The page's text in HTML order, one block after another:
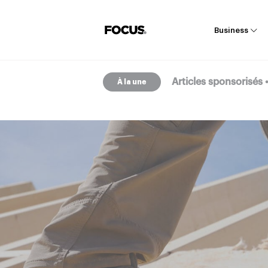
Business
À la une Articles sponsorisés